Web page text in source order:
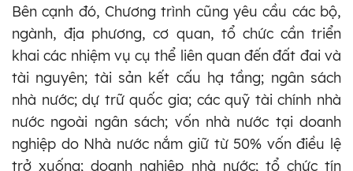
Bên cạnh đó, Chương trình cũng yêu cầu các bộ,
ngành, địa phương, cơ quan, tổ chức cần triển
khai các nhiệm vụ cụ thể liên quan đến đất đai và
tài nguyên; tài sản kết cấu hạ tầng; ngân sách
nhà nước; dự trữ quốc gia; các quỹ tài chính nhà
nước ngoài ngân sách; vốn nhà nước tại doanh
nghiệp do Nhà nước nắm giữ từ 50% vốn điều lệ
trở xuống; doanh nghiệp nhà nước; tổ chức tín